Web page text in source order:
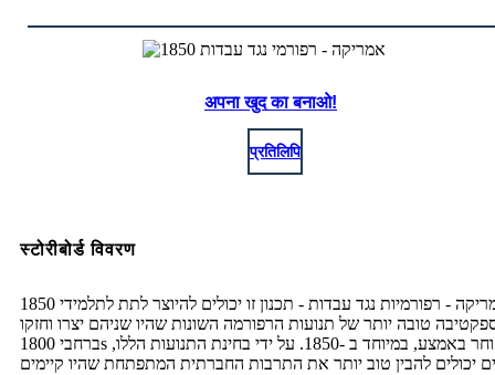
अपना खुद का बनाओ!
प्रतिलिपि
स्टोरीबोर्ड विवरण
1850 אמריקה - רפורמיות נגד עבדות - תכנון זו יכולים להיוצר לתת לתלמידי
טובה יותר של תנועות הרפורמה השונות שהיו שניהם יצרו וחזקו
ברחבי 1800s מאוחר באמצע, במיוחד ב -1850. על ידי בחינת התנועות הללו,
יכולים להבין טוב יותר את התרבות החברתית המתפתחת שהיו קיימים